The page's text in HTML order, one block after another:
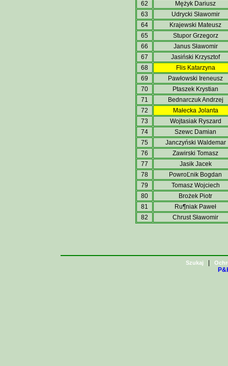
62
Mężyk Dariusz
63
Udrycki Sławomir
64
Krajewski Mateusz
65
Stupor Grzegorz
66
Janus Sławomir
67
Jasiński Krzysztof
68
Flis Katarzyna
69
Pawłowski Ireneusz
70
Ptaszek Krystian
71
Bednarczuk Andrzej
72
Małecka Jolanta
73
Wojtasiak Ryszard
74
Szewc Damian
75
Janczyński Waldemar
76
Zawirski Tomasz
77
Jasik Jacek
78
PowroĽnik Bogdan
79
Tomasz Wojciech
80
Brożek Piotr
81
Ru¶niak Paweł
82
Chrust Sławomir
Szukaj